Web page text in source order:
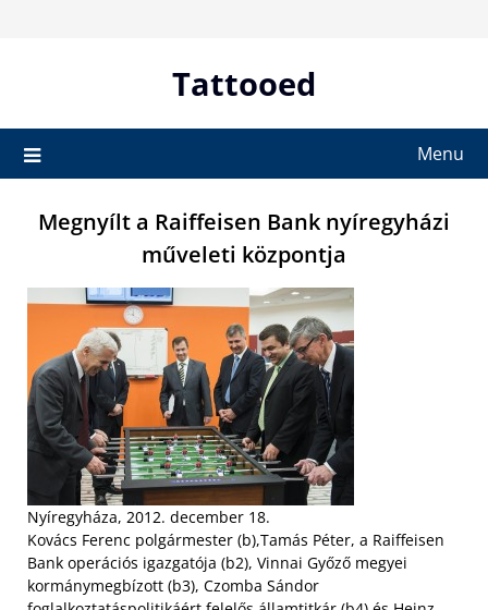
Tattooed
Menu
Megnyílt a Raiffeisen Bank nyíregyházi
műveleti központja
Nyíregyháza, 2012. december 18.
Kovács Ferenc polgármester (b),Tamás Péter, a Raiffeisen
Bank operációs igazgatója (b2), Vinnai Győző megyei
kormánymegbízott (b3), Czomba Sándor